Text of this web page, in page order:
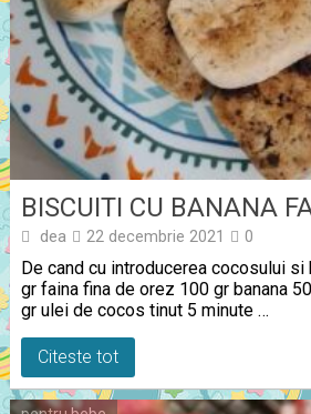
BISCUITI CU BANANA
dea 22 decembrie 2021 0
De cand cu introducerea cocosului
gr faina fina de orez 100 gr banana
gr ulei de cocos tinut 5 minute …
Citeste tot